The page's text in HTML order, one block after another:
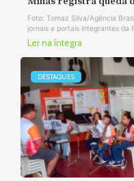
Foto: Tomaz Silva/Agência
jornais e portais integrantes da
Ler na íntegra
DESTAQUES